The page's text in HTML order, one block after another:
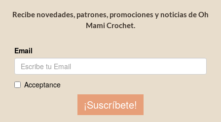
Recibe novedades, patrones, promociones y noticias de Oh
Mami Crochet.